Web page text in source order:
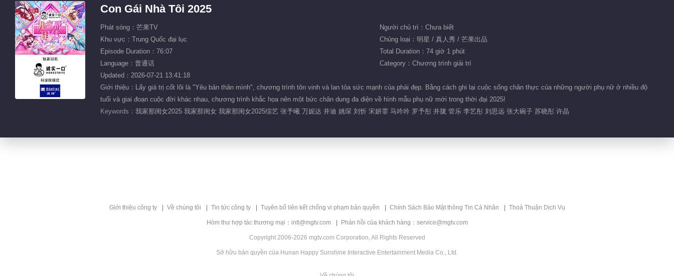
Con Gái Nhà Tôi 2025
Phát sóng：芒果TV
Người chủ trì：Chưa biết
Khu vực：Trung Quốc đại lục
Chủng loại：明星 / 真人秀 / 芒果出品
Episode Duration：76:07
Total Duration：74 giờ 1 phút
Language：普通话
Category：Chương trình giải trí
Updated：2026-07-21 13:41:18
Giới thiệu：Lấy giá trị cốt lõi là "Yêu bản thân mình", chương trình tôn vinh và lan tỏa sức mạnh của phái đẹp. Bằng cách ghi lại cuộc sống chân thực của những người phụ nữ ở nhiều độ
tuổi và giai đoạn cuộc đời khác nhau, chương trình khắc họa nên một bức chân dung đa diện về hình mẫu phụ nữ mới trong thời đại 2025!
Keywords： 我家那闺女2025 我家那闺女 我家那闺女2025综艺 张予曦 万妮达 井迪 姚琛 刘忻 宋妍霏 马吟吟 罗予彤 井胧 管乐 李艺彤 刘思远 张大碗子 苏晓彤 许晶
Giới thiệu công ty Về chúng tôi Tin tức công ty Tuyên bố liên kết chống vi phạm bản quyền Chính Sách Bảo Mật thông Tin Cá Nhân Thoả Thuận Dịch Vụ
Hòm thư hợp tác thương mại：intl@mgtv.com Phản hồi của khách hàng：service@mgtv.com
Copyright 2006-2026 mgtv.com Corporation, All Rights Reserved
Sở hữu bản quyền của Hunan Happy Sunshine Interactive Entertainment Media Co., Ltd.